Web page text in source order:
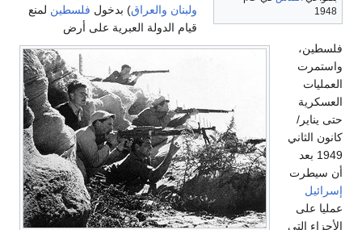
والعراق) بدخولفلسطينلمنع
قيام الدولة العبرية على أرض